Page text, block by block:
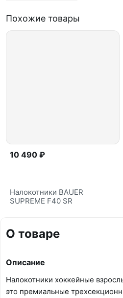
Похожие товары
10 490 ₽
Налокотники BAUER
SUPREME F40 SR
О товаре
Описание
Налокотники хоккейные
это премиальные